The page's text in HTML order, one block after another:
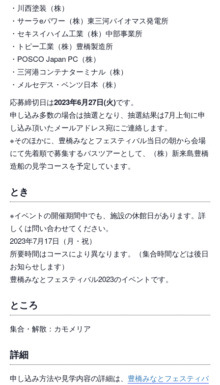
・川西塗装（株）
・サーラeパワー（株）東三河バイオマス発電所
・セキスイハイム工業（株）中部事業所
・トピー工業（株）豊橋製造所
・POSCO Japan PC（株）
・三河港コンテナターミナル（株）
・メルセデス・ベンツ日本（株）
応募締切日は2023年6月27日(火)です。
申し込み多数の場合は抽選となり、抽選結果は7月上旬に申
し込み頂いたメールアドレス宛にご連絡します。
※そのほかに、豊橋みなとフェスティバル当日の朝から会場
にて先着順で募集するバスツアーとして、（株）新来島豊橋
造船の見学コースを予定しています。
とき
※イベントの開催期間中でも、施設の休館日があります。詳
しくは問い合わせてください。
2023年7月17日（月・祝）
所要時間はコースにより異なります。（集合時間などは後日
お知らせします）
豊橋みなとフェスティバル2023のイベントです。
ところ
集合・解散：カモメリア
詳細
申し込み方法や見学内容の詳細は、 豊橋みなとフェスティバ